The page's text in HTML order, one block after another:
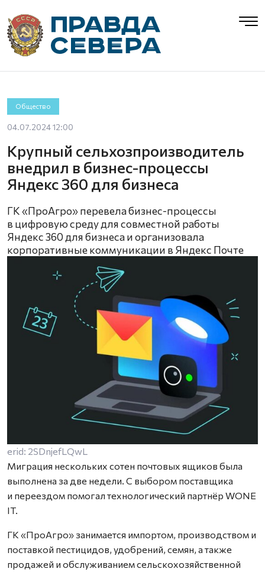
Общество
04.07.2024 12:00
Крупный сельхозпроизводитель
внедрил в бизнес-процессы
Яндекс 360 для бизнеса
ГК «ПроАгро» перевела бизнес-процессы
в цифровую среду для совместной работы
Яндекс 360 для бизнеса и организовала
корпоративные коммуникации в Яндекс Почте
erid: 2SDnjefLQwL
Миграция нескольких сотен почтовых ящиков была
выполнена за две недели. С выбором поставщика
и переездом помогал технологический партнёр WONE
IT.
ГК «ПроАгро» занимается импортом, производством и
поставкой пестицидов, удобрений, семян, а также
продажей и обслуживанием сельскохозяйственной